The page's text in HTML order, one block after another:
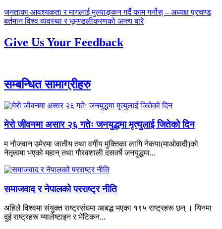
पछिल्लाे
-
जनताका आवश्यकता र मागलाई मुल्याङ्कन गर्दै काम गर्नोस् – अध्यक्ष प्रचण्ड
अघिल्लाे
बर्तमान विश्व व्यवस्था र भूमण्डलीकरणको अन्त्य बारे
Give Us Your Feedback
सम्बन्धित सामाग्रीहरु
मेरो जीवनमा असार २६ गतेः जनयुद्धमा मृत्युलाई जितेको दिन
म नौजवान उमेरमा जातीय तथा वर्गीय मुक्तिका लागि नेकपा(माओवादी)को
नेतृत्वमा भएको महान् तथा गौरवशाली दसवर्षे जनयुद्धमा...
समाजवाद र नेपालको परराष्ट्र नीति
अहिले विश्वमा संयुक्त राष्ट्रसंघमा आबद्ध भएका १९५ राष्ट्रहरू छन् । यिनमा
दुई राष्ट्रहरू प्यालेष्टाइन र भेटिकन...